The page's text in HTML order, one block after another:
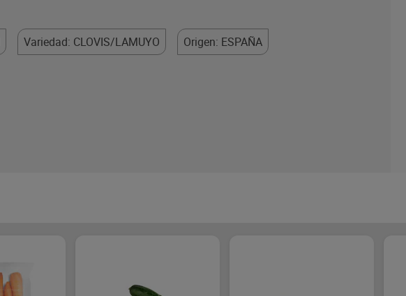
Variedad: CLOVIS/LAMUYO Origen: ESPAÑA